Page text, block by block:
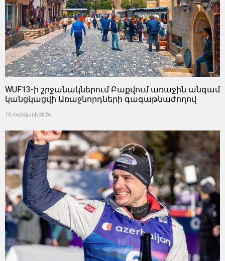
WUF13-ի շրջանակներում Բաքվում առաջին անգամ
կանցկացվի Առաջնորդների գագաթնաժողով
16 Հունվարի 2026